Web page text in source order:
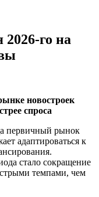
2026-го на
новостроек
спроса
первичный рынок
адаптироваться к
стало сокращение
темпами, чем